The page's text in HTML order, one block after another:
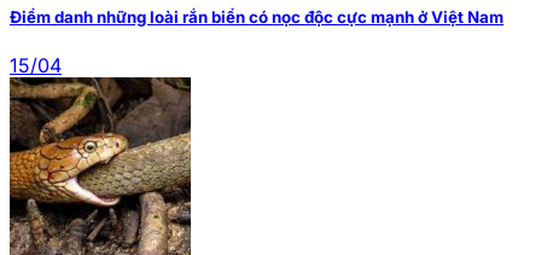
Điểm danh những loài rắn biển có nọc độc cực mạnh ở Việt Nam
15/04